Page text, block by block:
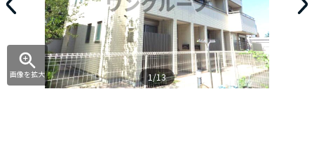
画像を拡大 1/13